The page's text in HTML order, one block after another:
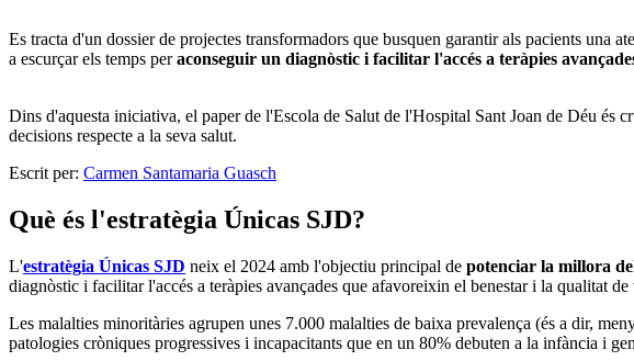
Es tracta d'un dossier de projectes transformadors que busquen garantir als pacients una
a escurçar els temps peraconseguir un diagnòstic i facilitar l'accés a teràpies
Dins d'aquesta iniciativa, el paper de l'Escola de Salut de l'Hospital Sant Joan de Déu és
decisions respecte a la seva salut.
Escrit per: Carmen Santamaria Guasch
Què és l'estratègia Únicas SJD?
L'estratègia Únicas SJD neix el 2024 amb l'objectiu principal de potenciar la millora
diagnòstic i facilitar l'accés a teràpies avançades que afavoreixin el benestar i la qualitat
Les malalties minoritàries agrupen unes 7.000 malalties de baixa prevalença (és a dir,
patologies cròniques progressives i incapacitants que en un 80% debuten a la infància i